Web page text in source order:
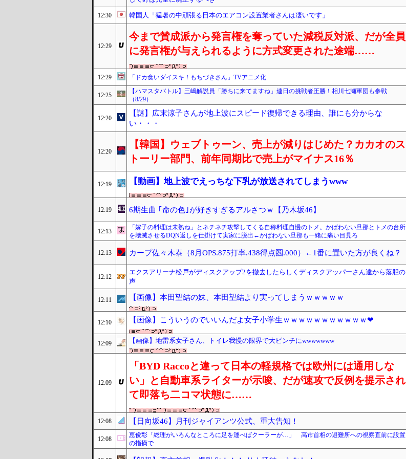
12:30 韓国人「猛暑の中頑張る日本のエアコン設置業者さんは凄いです」
12:29
今まで賛成派から発言権を奪っていた減税反対派、だが全員
に発言権が与えられるように方式変更された途端……
12:29 「ドカ食いダイスキ！もちづきさん」TVアニメ化
12:25
【ハマスタバトル】三嶋解説員「勝ちに来てますね」連日の挑戦者圧勝！相川七瀬軍団も参戦
（8/29）
12:20
【謎】広末涼子さんが地上波にスピード復帰できる理由、誰にも分からな
い・・・
12:20
【韓国】ウェブトゥーン、売上が減りはじめた？カカオのス
トーリー部門、前年同期比で売上がマイナス16％
12:19 【動画】地上波でえっちな下乳が放送されてしまうwww
12:19 6期生曲 ｢命の色｣が好きすぎるアルさつｗ【乃木坂46】
12:13
「嫁子の料理は未熟ね」とネチネチ攻撃してくる自称料理自慢のトメ。かばわない旦那とトメの台所
を壊滅させるDQN返しを仕掛けて実家に脱出←かばわない旦那も一緒に痛い目見ろ
12:13 カープ佐々木泰（8月OPS.875打率.438得点圏.000）←1番に置いた方が良くね？
12:12
エクスアリーナ松戸がディスクアップ2を撤去したらしくディスクアッパーさん達から落胆の
声
12:11 【画像】本田望結の妹、本田望結より実ってしまうｗｗｗｗｗ
12:10 【画像】こういうのでいいんだよ女子小学生ｗｗｗｗｗｗｗｗｗｗｗ❤
12:09 【画像】地雷系女子さん、トイレ我慢の限界で大ピンチにwwwwwww
12:09
「BYD Raccoと違って日本の軽規格では欧州には通用しな
い」と自動車系ライターが示唆、だが速攻で反例を提示され
て即落ち二コマ状態に……
12:08 【日向坂46】月刊ジャイアンツ公式、重大告知！
12:08
恵俊彰「総理がいろんなところに足を運べばクーラーが…」 高市首相の避難所への視察直前に設置
の指摘で